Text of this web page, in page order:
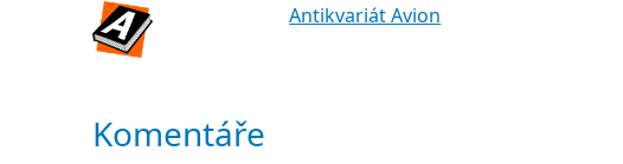
Antikvariát Avion
Komentáře